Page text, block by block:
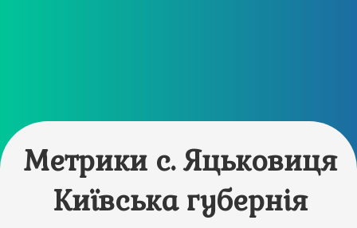
Метрики с. Яцьковиця
Київська губернія